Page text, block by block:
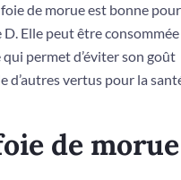
foie de morue est bonne
Elle peut être
permet d’éviter son goût
d’autres vertus pour la
de